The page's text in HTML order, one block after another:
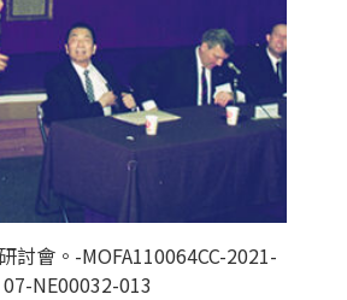
討會。-MOFA110064CC-2021-
07-NE00032-013